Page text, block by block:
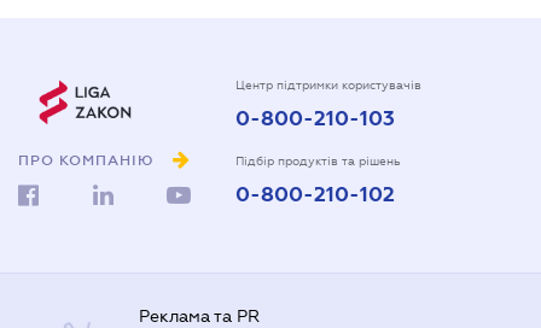
ПРО КОМПАНІЮ
Центр підтримки користувачів
0-800-210-103
Підбір продуктів та рішень
0-800-210-102
Реклама та PR